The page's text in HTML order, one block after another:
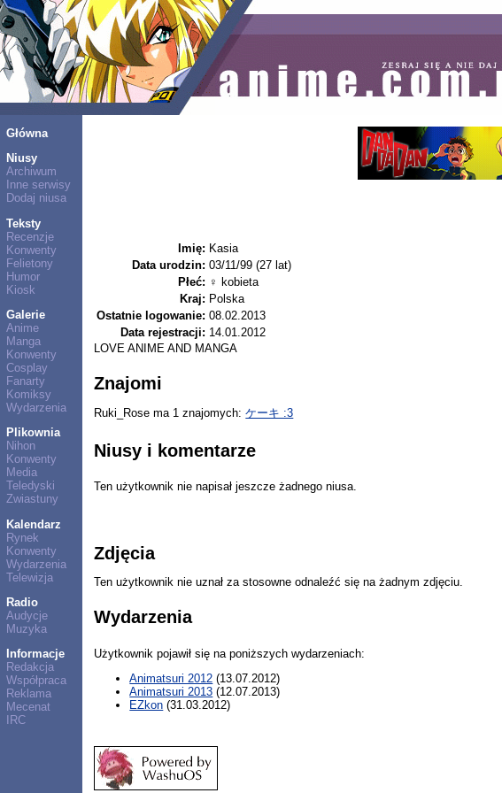
Główna
Niusy
Archiwum
Inne serwisy
Dodaj niusa
Teksty
Recenzje
Konwenty
Felietony
Humor
Kiosk
Galerie
Anime
Manga
Konwenty
Cosplay
Fanarty
Komiksy
Wydarzenia
Plikownia
Nihon
Konwenty
Media
Teledyski
Zwiastuny
Kalendarz
Rynek
Konwenty
Wydarzenia
Telewizja
Radio
Audycje
Muzyka
Informacje
Redakcja
Współpraca
Reklama
Mecenat
IRC
Imię: Kasia
Data urodzin: 03/11/99 (27 lat)
Płeć: ♀ kobieta
Kraj: Polska
Ostatnie logowanie: 08.02.2013
Data rejestracji: 14.01.2012
LOVE ANIME AND MANGA
Znajomi
Ruki_Rose ma 1 znajomych:ケーキ :3
Niusy i komentarze
Ten użytkownik nie napisał jeszcze żadnego niusa.
Zdjęcia
Ten użytkownik nie uznał za stosowne odnaleźć się na żadnym zdjęciu.
Wydarzenia
Użytkownik pojawił się na poniższych wydarzeniach:
Animatsuri 2012 (13.07.2012)
Animatsuri 2013 (12.07.2013)
EZkon (31.03.2012)